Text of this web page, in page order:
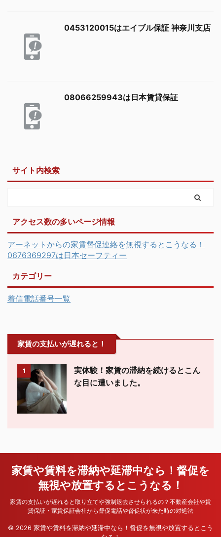
0453120015はエイブル保証 神奈川支店
08066259943は日本賃貸保証
サイト内検索
アクセス数の多いページ情報
アーネットからの家賃督促連絡を無視するとこうなる！
0676369297は日本セーフティー
カテゴリー
着信電話番号一覧
家賃の支払いが遅れると！
1
実体験！家賃の滞納を続けるとこん
な目に遭いました。
家賃や賃料を滞納や延滞中なら！督促を
無視や放置するとこうなる！
家賃の支払いが遅れると取り立てや強制退去させられるの？不動産会社や賃
貸保証・家賃保証会社から督促電話や督促状が来た時の対処法
© 2026 家賃や賃料を滞納や延滞中なら！督促を無視や放置するとこう